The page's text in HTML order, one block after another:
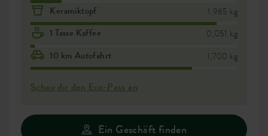
Keramiktopf 1,965 kg
1 Tasse Kaffee 0,051 kg
10 km Autofahrt 1,700 kg
Schau dir den Eco-Pass an
Ein Geschäft finden